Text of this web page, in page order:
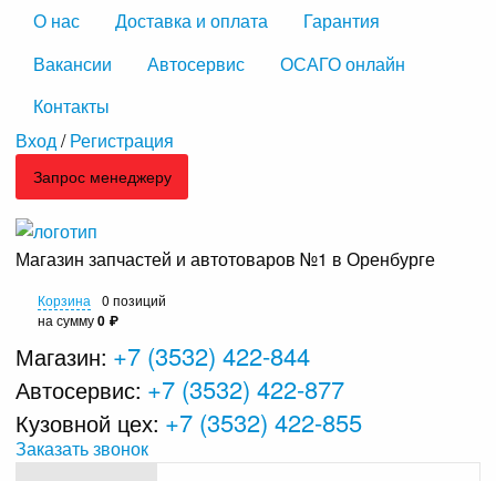
О нас Доставка и оплата
Гарантия
Вакансии
Автосервис
ОСАГО онлайн
Контакты
Вход/ Регистрация
Запрос менеджеру
Магазин запчастей и автотоваров №1 в Оренбурге
Корзина
0 позиций
на сумму0 ₽
Магазин: +7 (3532) 422-844
Автосервис: +7 (3532) 422-877
Кузовной цех: +7 (3532) 422-855
Заказать звонок